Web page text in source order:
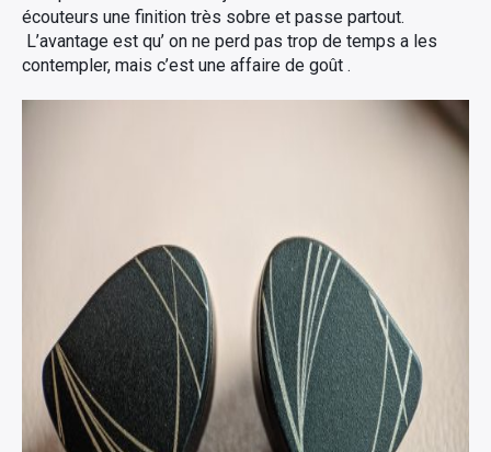
écouteurs une finition très sobre et passe partout.
L’avantage est qu’ on ne perd pas trop de temps a les
contempler, mais c’est une affaire de goût .